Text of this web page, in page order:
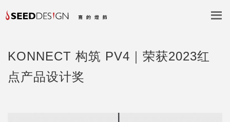
KONNECT 构筑 PV4｜荣获2023红
点产品设计奖